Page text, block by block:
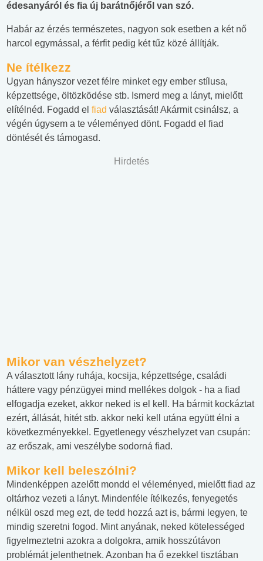
édesanyáról és fia új barátnőjéről van szó.
Habár az érzés természetes, nagyon sok esetben a két nő
harcol egymással, a férfit pedig két tűz közé állítják.
Ne ítélkezz
Ugyan hányszor vezet félre minket egy ember stílusa,
képzettsége, öltözködése stb. Ismerd meg a lányt, mielőtt
elítélnéd. Fogadd el fiad választását! Akármit csinálsz, a
végén úgysem a te véleményed dönt. Fogadd el fiad
döntését és támogasd.
Hirdetés
Mikor van vészhelyzet?
A választott lány ruhája, kocsija, képzettsége, családi
háttere vagy pénzügyei mind mellékes dolgok - ha a fiad
elfogadja ezeket, akkor neked is el kell. Ha bármit kockáztat
ezért, állását, hitét stb. akkor neki kell utána együtt élni a
következményekkel. Egyetlenegy vészhelyzet van csupán:
az erőszak, ami veszélybe sodorná fiad.
Mikor kell beleszólni?
Mindenképpen azelőtt mondd el véleményed, mielőtt fiad az
oltárhoz vezeti a lányt. Mindenféle ítélkezés, fenyegetés
nélkül oszd meg ezt, de tedd hozzá azt is, bármi legyen, te
mindig szeretni fogod. Mint anyának, neked kötelességed
figyelmeztetni azokra a dolgokra, amik hosszútávon
problémát jelenthetnek. Azonban ha ő ezekkel tisztában